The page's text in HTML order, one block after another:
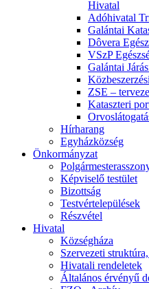
Hivatal
Adóhivatal
Galántai
Dôvera
VSzP
Galántai
ZSE –
Kataszteri
Hírharang
Egyházközség
Önkormányzat
Képviselő testület
Bizottság
Testvértelepülések
Részvétel
Hivatal
Községháza
Szervezeti
Hivatali rendeletek
Általános érvényű